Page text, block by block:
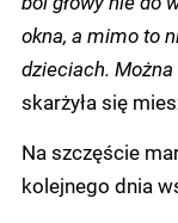
okna, a mimo to
dzieciach.
skarżyła się
Na szczęście
kolejnego dnia